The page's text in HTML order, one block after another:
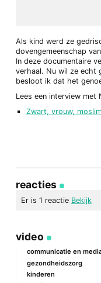
Als kind werd ze
dovengemeenschap
In deze documentaire
verhaal. Nu wil ze echt
besloot ik dat het
Lees een interview met
Zwart, vrouw,
reacties
Er is 1 reactie Bekijk
Wat fijn, NImco, dat
Guyotschool! Als
video
communicatie en
gezondheidszorg
kinderen